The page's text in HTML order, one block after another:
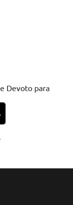
Devoto para